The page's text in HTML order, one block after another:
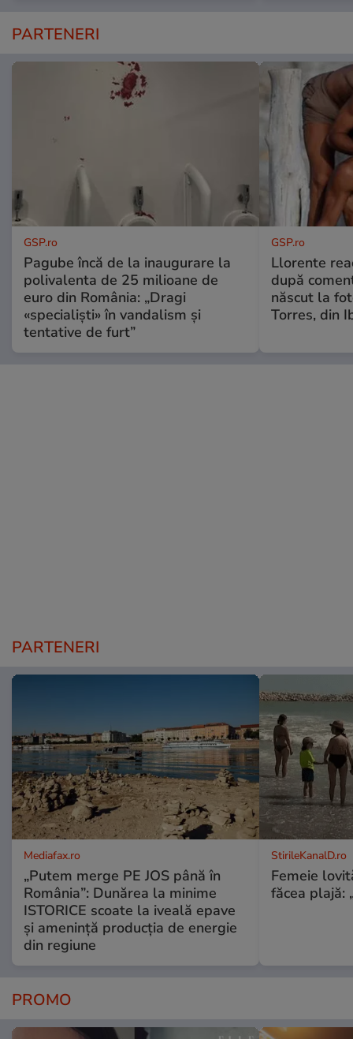
PARTENERI
GSP.ro
Pagube încă de la inaugurare la
polivalenta de 25 milioane de
euro din România: „Dragi
«specialiști» în vandalism și
tentative de furt”
GSP.ro
Llorente
după
născut la
Torres, din
PARTENERI
Mediafax.ro
„Putem merge PE JOS până în
România”: Dunărea la minime
ISTORICE scoate la iveală epave
și amenință producția de energie
din regiune
StirileKanalD.ro
Femeie
făcea plajă:
PROMO